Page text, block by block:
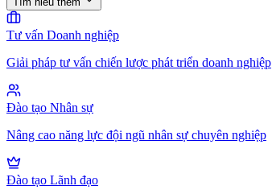
Tư vấn Doanh nghiệp
Giải pháp tư vấn chiến lược phát triển doanh nghiệp
Đào tạo Nhân sự
Nâng cao năng lực đội ngũ nhân sự chuyên nghiệp
Đào tạo Lãnh đạo